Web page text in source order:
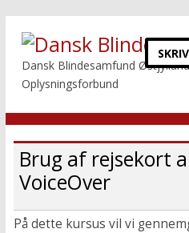
Dansk Blindesamfund
Oplysningsforbund
Brug af rejsekort
VoiceOver
På dette kursus vil vi